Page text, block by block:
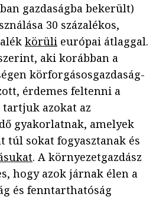
gazdaságba bekerült)
30 százalékos,
körüli európai átlaggal.
aki korábban a
körforgásosgazdaság-
érdemes feltenni a
azokat az
gyakorlatnak, amelyek
túl sokat fogyasztanak és
. A környezetgazdász
hogy azok járnak élen a
és fenntarthatóság